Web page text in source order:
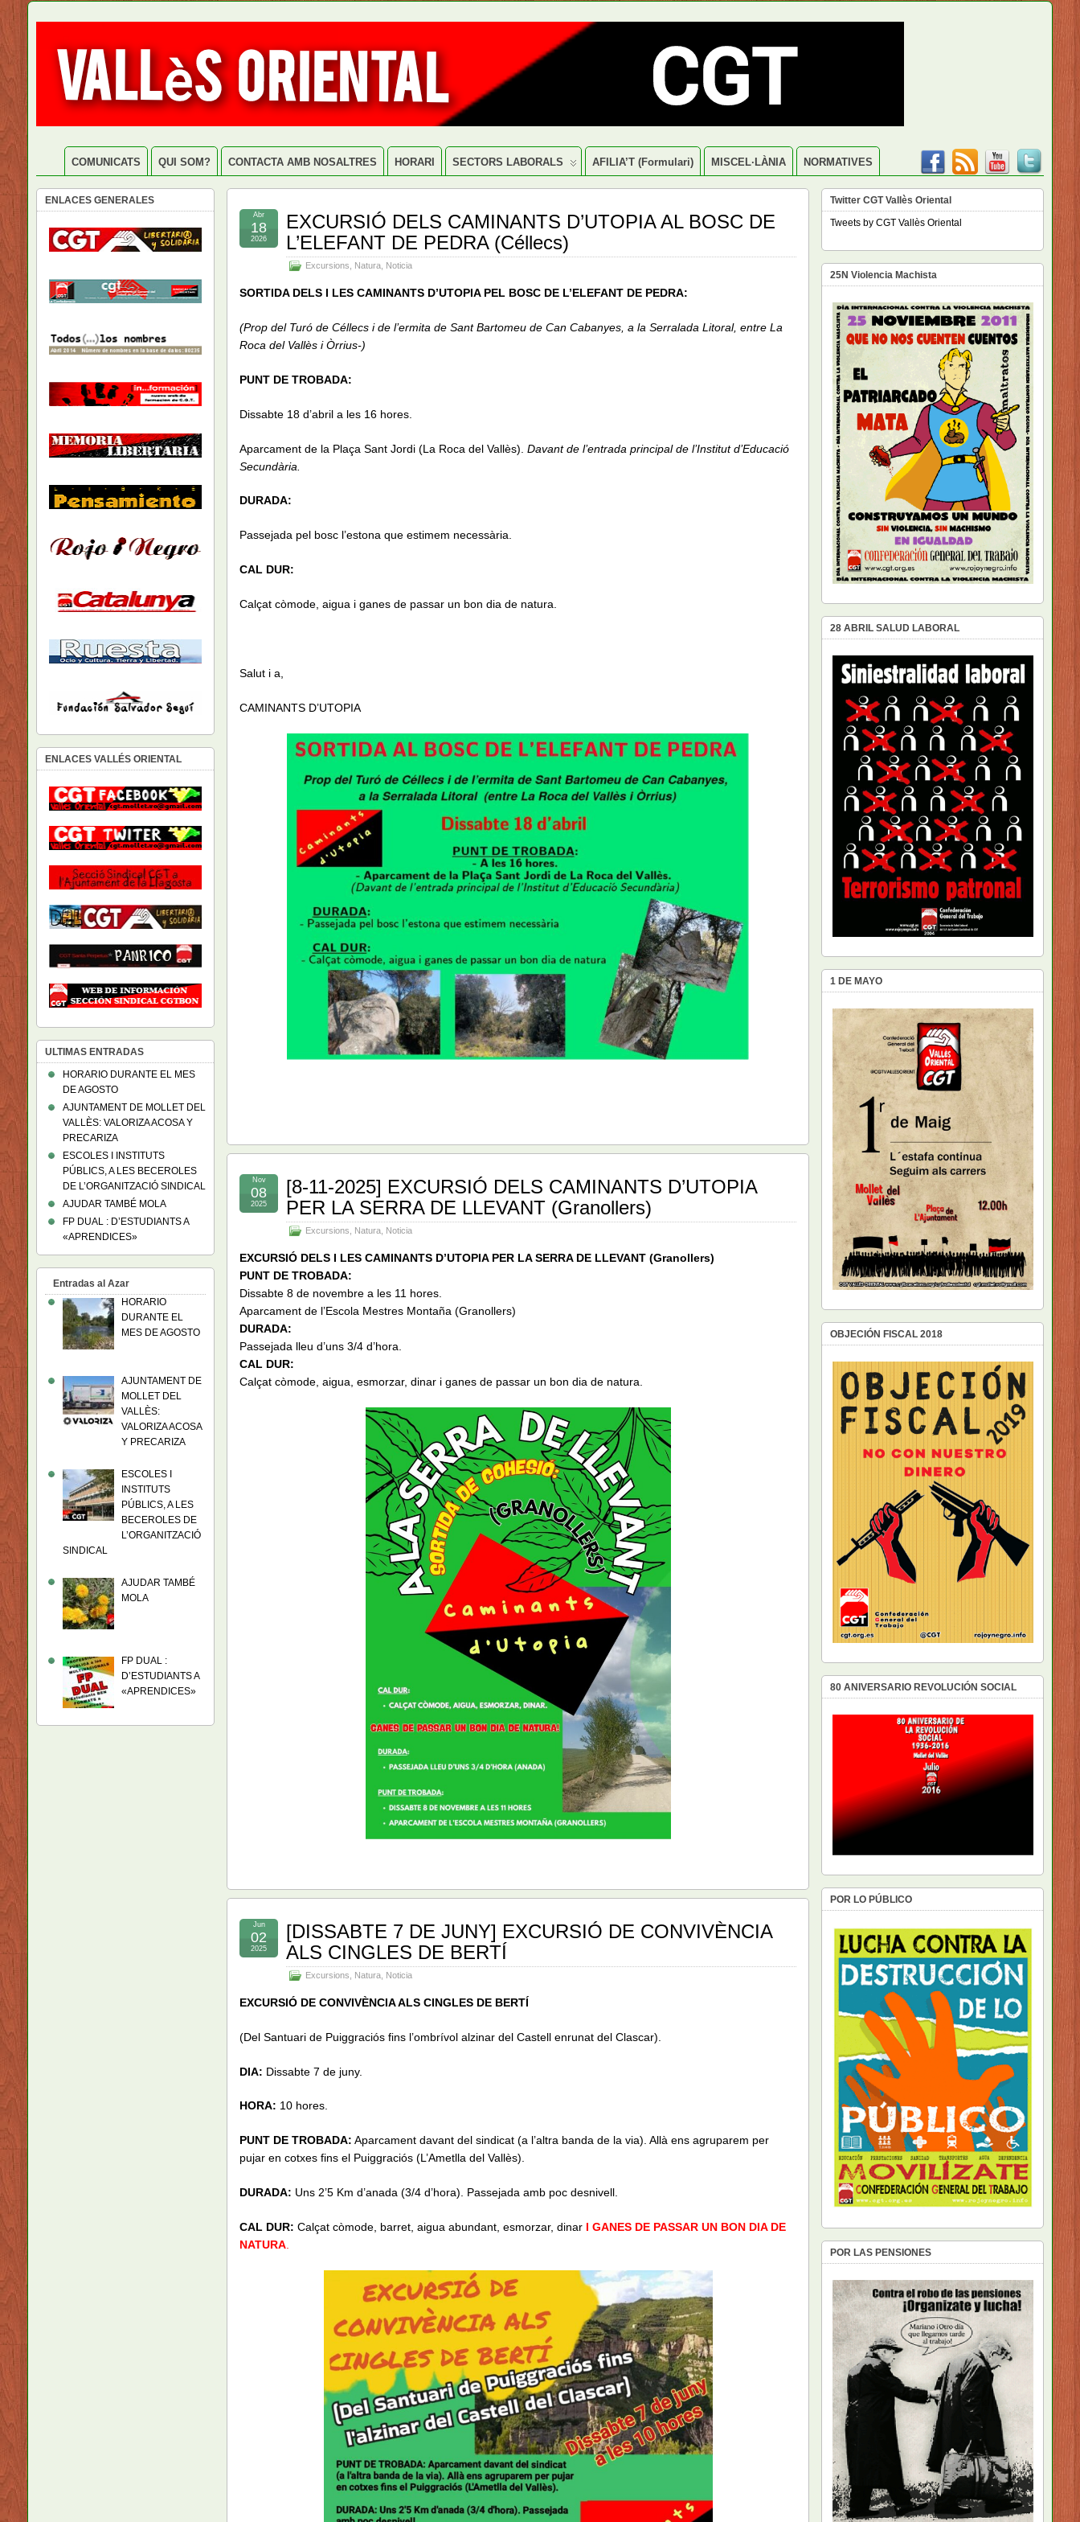
COMUNICATS QUI SOM? CONTACTA AMB NOSALTRES HORARI SECTORS LABORALS AFILIA’T (formulari) MISCEL·LÀNIA NORMATIVES
EXCURSIÓ DELS CAMINANTS D’UTOPIA AL BOSC DE
L’ELEFANT DE PEDRA (Céllecs)
Excursions Natura Noticia
Abr
18
2026
SORTIDA DELS I LES CAMINANTS D’UTOPIAPEL BOSC DE L’ELEFANT DE PEDRA:
(Prop del Turó de Céllecs ide l’ermita de Sant Bartomeu de Can Cabanyes, a la Serralada Litoral, entre La
Roca del Vallès i Òrrius-)
PUNT DE TROBADA:
Dissabte 18 d’abril a les 16 hores.
Aparcament de la Plaça Sant Jordi (La Roca del Vallès). Davant de l’entrada principal de l’Institut d’Educació
Secundària.
DURADA:
Passejada pel bosc l’estona que estimem necessària.
CAL DUR:
Calçat còmode, aigua i ganes de passar un bon dia de natura.
Salut i a,
CAMINANTS D’UTOPIA
[8-11-2025] EXCURSIÓ DELS CAMINANTS D’UTOPIA
PER LA SERRA DE LLEVANT (Granollers)
Excursions Natura Noticia
Nov
08
2025
EXCURSIÓ DELS I LES CAMINANTS D’UTOPIA PER LA SERRA DE LLEVANT (Granollers)
PUNT DE TROBADA:
Dissabte 8 de novembre a les 11 hores.
Aparcament de l’Escola Mestres Montaña (Granollers)
DURADA:
Passejada lleu d’uns 3/4 d’hora.
CAL DUR:
Calçat còmode, aigua, esmorzar, dinar i ganes de passar un bon dia de natura.
[DISSABTE 7 DE JUNY] EXCURSIÓ DE CONVIVÈNCIA
ALS CINGLES DE BERTÍ
Excursions Natura Noticia
Jun
02
2025
EXCURSIÓ DE CONVIVÈNCIA ALS CINGLES DE BERTÍ
(Del Santuari de Puiggraciós fins l’ombrívol alzinar del Castell enrunat del Clascar).
DIA: Dissabte 7 de juny.
HORA: 10 hores.
PUNT DE TROBADA: Aparcament davant del sindicat (a l’altra banda de la via). Allà ens agruparem per
pujar en cotxes fins el Puiggraciós (L’Ametlla del Vallès).
DURADA: Uns 2’5 Km d’anada (3/4 d’hora). Passejada amb poc desnivell.
CAL DUR: Calçat còmode, barret, aigua abundant, esmorzar, dinar I GANES DE PASSAR UN BON DIA DE
NATURA
ENLACES GENERALES
ENLACES VALLÉS ORIENTAL
ULTIMAS ENTRADAS
HORARIO DURANTE EL MES
DE AGOSTO
AJUNTAMENT DE MOLLET DEL
VALLÈS: VALORIZA ACOSA Y
PRECARIZA
ESCOLES I INSTITUTS
PÚBLICS, A LES BECEROLES
DE L’ORGANITZACIÓ SINDICAL
AJUDAR TAMBÉ MOLA
FP DUAL : D’ESTUDIANTS A
«APRENDICES»
Entradas al Azar
HORARIO
DURANTE EL
MES DE AGOSTO
AJUNTAMENT DE
MOLLET DEL
VALLÈS:
VALORIZA ACOSA
Y PRECARIZA
ESCOLES I
INSTITUTS
PÚBLICS, A LES
BECEROLES DE
L’ORGANITZACIÓ
SINDICAL
AJUDAR TAMBÉ
MOLA
FP DUAL :
D’ESTUDIANTS A
«APRENDICES»
Twitter CGT Vallès Oriental
Tweets by CGT Vallès Oriental
25N Violencia Machista
28 ABRIL SALUD LABORAL
1 DE MAYO
OBJECIÓN FISCAL 2018
80 ANIVERSARIO REVOLUCIÓN SOCIAL
POR LO PÚBLICO
POR LAS PENSIONES